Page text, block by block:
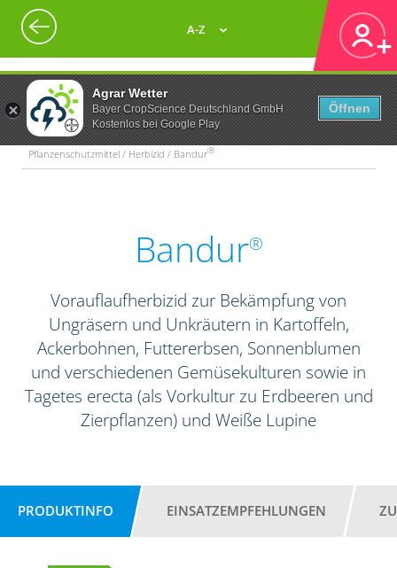
Agrar Wetter
Bayer CropScience Deutschland GmbH
Kostenlos bei Google Play
Öffnen
A-Z
Pflanzenschutzmittel / Herbizid / Bandur®
Bandur®
Vorauflaufherbizid zur Bekämpfung von
Ungräsern und Unkräutern in Kartoffeln,
Ackerbohnen, Futtererbsen, Sonnenblumen
und verschiedenen Gemüsekulturen sowie in
Tagetes erecta (als Vorkultur zu Erdbeeren und
Zierpflanzen) und Weiße Lupine
PRODUKTINFO EINSATZEMPFEHLUNGEN